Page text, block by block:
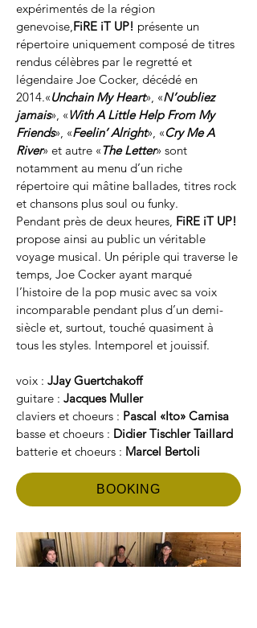
expérimentés de la région
genevoise,FiRE iT UP! présente un
répertoire uniquement composé de titres
rendus célèbres par le regretté et
légendaire Joe Cocker, décédé en
2014.«Unchain My Heart», «N’oubliez
jamais», «With A Little Help From My
Friends», «Feelin’ Alright», «Cry Me A
River» et autre «The Letter» sont
notamment au menu d’un riche
répertoire qui mâtine ballades, titres rock
et chansons plus soul ou funky.
Pendant près de deux heures, FiRE iT UP!
propose ainsi au public un véritable
voyage musical. Un périple qui traverse le
temps, Joe Cocker ayant marqué
l’histoire de la pop music avec sa voix
incomparable pendant plus d’un demi-
siècle et, surtout, touché quasiment à
tous les styles. Intemporel et jouissif.
voix : JJay Guertchakoff
guitare : Jacques Muller
claviers et choeurs : Pascal «Ito» Camisa
basse et choeurs : Didier Tischler Taillard
batterie et choeurs : Marcel Bertoli
BOOKING